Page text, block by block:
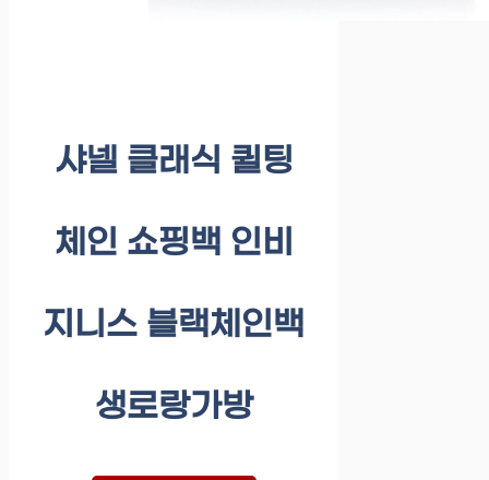
샤넬 클래식 퀼팅
체인 쇼핑백 인비
지니스 블랙체인백
생로랑가방